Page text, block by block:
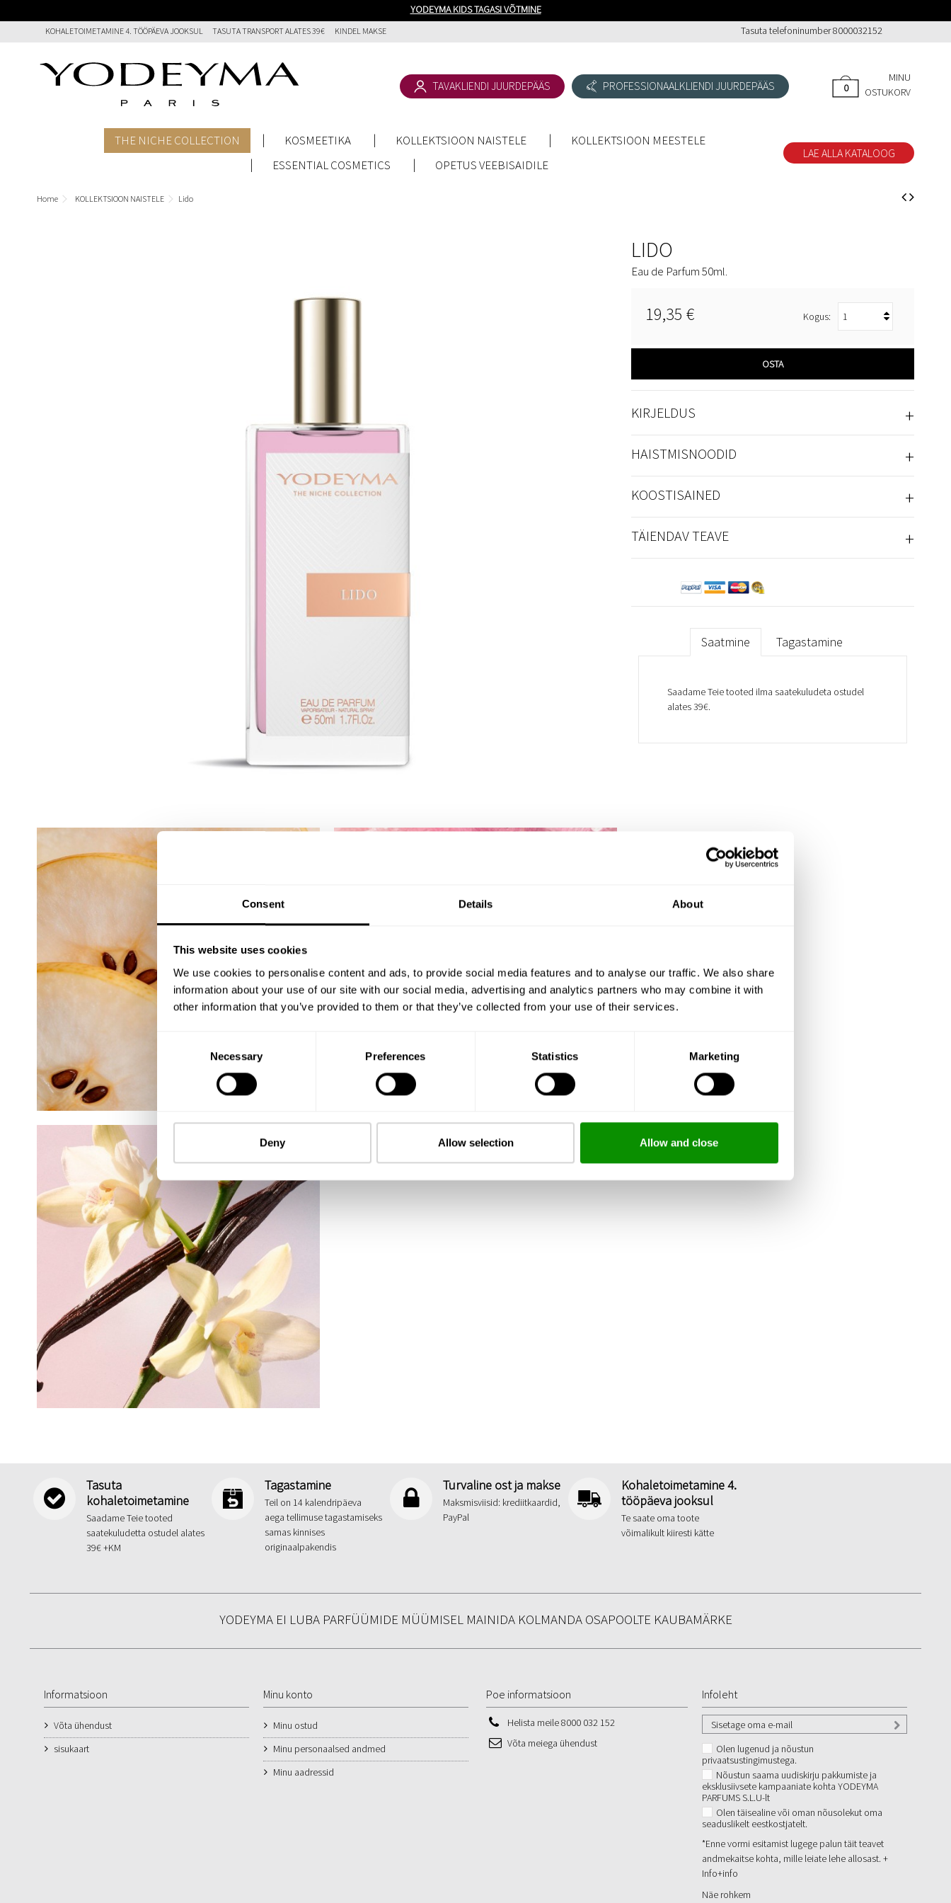
Consent Details About
This website uses cookies
We use cookies to personalise content and ads, to provide social media features and to analyse our traffic. We also share
information about your use of our site with our social media, advertising and analytics partners who may combine it with
other information that you’ve provided to them or that they’ve collected from your use of their services.
Necessary Preferences Statistics Marketing
Deny Allow selection Allow and close
YODEYMA KIDS TAGASI VÕTMINE
KOHALETOIMETAMINE 4. TÖÖPÄEVA JOOKSUL TASUTA TRANSPORT ALATES 39€ KINDEL MAKSE Tasuta telefoninumber 8000032152
0
0
MINU
OSTUKORV
TAVAKLIENDI JUURDEPÄÄS PROFESSIONAALKLIENDI JUURDEPÄÄS
THE NICHE COLLECTION KOSMEETIKA KOLLEKTSIOON NAISTELE
KOLLEKTSIOON MEESTELE
ESSENTIAL COSMETICS
OPETUS VEEBISAIDILE
LAE ALLA KATALOOG
Home KOLLEKTSIOON NAISTELE Lido
LIDO
Eau de Parfum 50ml.
19,35 € Kogus:
OSTA
KIRJELDUS +
HAISTMISNOODID +
KOOSTISAINED +
TÄIENDAV TEAVE +
Saatmine Tagastamine
Saadame Teie tooted ilma saatekuludeta ostudel
alates 39€.
Tasuta
kohaletoimetamine
Saadame Teie tooted
saatekuludetta ostudel alates
39€ +KM
Tagastamine
Teil on 14 kalendripäeva
aega tellimuse tagastamiseks
samas kinnises
originaalpakendis
Turvaline ost ja makse
Maksmisviisid: krediitkaardid,
PayPal
Kohaletoimetamine 4.
tööpäeva jooksul
Te saate oma toote
võimalikult kiiresti kätte
YODEYMA EI LUBA PARFÜÜMIDE MÜÜMISEL MAINIDA KOLMANDA OSAPOOLTE KAUBAMÄRKE
Informatsioon
Võta ühendust
sisukaart
Minu konto
Minu ostud
Minu personaalsed andmed
Minu aadressid
Poe informatsioon
Helista meile8000 032 152
Võta meiega ühendust
Infoleht
Olen lugenud ja nõustun
privaatsustingimustega.
Nõustun saama uudiskirju pakkumiste ja
eksklusiivsete kampaaniate kohta YODEYMA
PARFUMS S.L.U-lt
Olen täisealine või oman nõusolekut oma
seaduslikelt eestkostjatelt.
*Enne vormi esitamist lugege palun täit teavet
andmekaitse kohta, mille leiate lehe allosast. +
Info+info
Näe rohkem